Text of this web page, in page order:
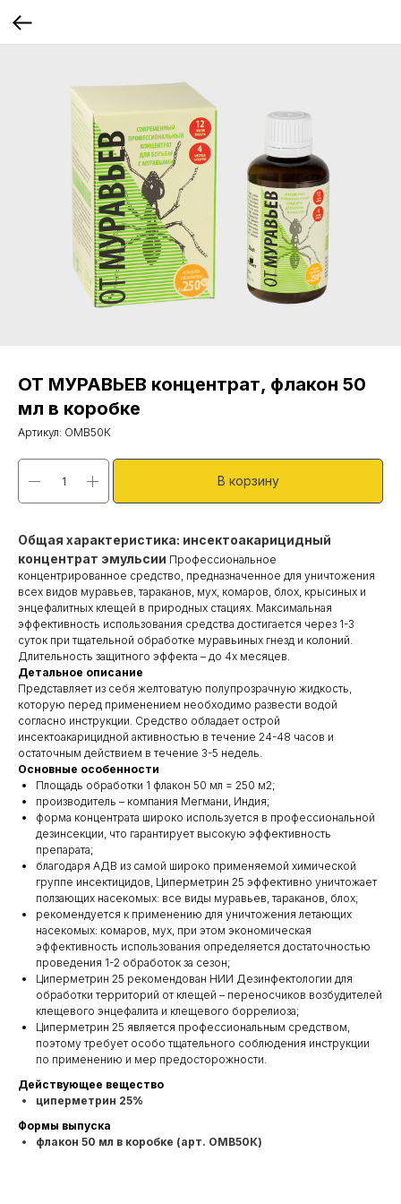
ОТ МУРАВЬЕВ концентрат, флакон 50
мл в коробке
Артикул: ОМВ50К
В корзину
Общая характеристика: инсектоакарицидный
концентрат эмульсии Профессиональное
концентрированное средство, предназначенное для уничтожения
всех видов муравьев, тараканов, мух, комаров, блох, крысиных и
энцефалитных клещей в природных стациях. Максимальная
эффективность использования средства достигается через 1-3
суток при тщательной обработке муравьиных гнезд и колоний.
Длительность защитного эффекта – до 4х месяцев.
Детальное описание
Представляет из себя желтоватую полупрозрачную жидкость,
которую перед применением необходимо развести водой
согласно инструкции. Средство обладает острой
инсектоакарицидной активностью в течение 24-48 часов и
остаточным действием в течение 3-5 недель.
Основные особенности
Площадь обработки 1 флакон 50 мл = 250 м2;
производитель – компания Мегмани, Индия;
форма концентрата широко используется в профессиональной
дезинсекции, что гарантирует высокую эффективность
препарата;
благодаря АДВ из самой широко применяемой химической
группе инсектицидов, Циперметрин 25 эффективно уничтожает
ползающих насекомых: все виды муравьев, тараканов, блох;
рекомендуется к применению для уничтожения летающих
насекомых: комаров, мух, при этом экономическая
эффективность использования определяется достаточностью
проведения 1-2 обработок за сезон;
Циперметрин 25 рекомендован НИИ Дезинфектологии для
обработки территорий от клещей – переносчиков возбудителей
клещевого энцефалита и клещевого боррелиоза;
Циперметрин 25 является профессиональным средством,
поэтому требует особо тщательного соблюдения инструкции
по применению и мер предосторожности.
Действующее вещество
циперметрин 25%
Формы выпуска
флакон 50 мл в коробке (арт. ОМВ50К)